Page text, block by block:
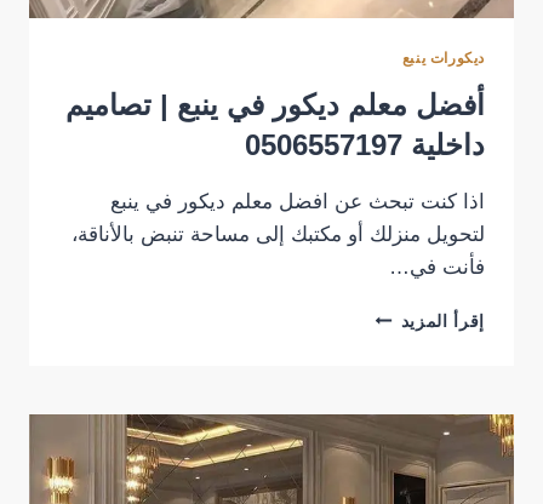
ديكورات ينبع
أفضل معلم ديكور في ينبع | تصاميم
داخلية 0506557197
اذا كنت تبحث عن افضل معلم ديكور في ينبع
لتحويل منزلك أو مكتبك إلى مساحة تنبض بالأناقة،
فأنت في…
إقرأ المزيد أفضل
ينبع
تصاميم
داخلية